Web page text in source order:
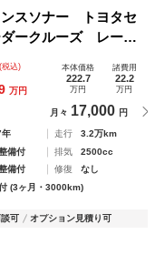
スソナー トヨタセ
ークルーズ レーン
ビーム オートライ
ター パワーシー
税込)
万円
本体価格
222.7
万円
諸費用
22.2
万円
月々 17,000 円
走行
3.2万km
備付 排気
2500cc
備付 修復
なし
(3ヶ月・3000km)
可 オプション見積り可